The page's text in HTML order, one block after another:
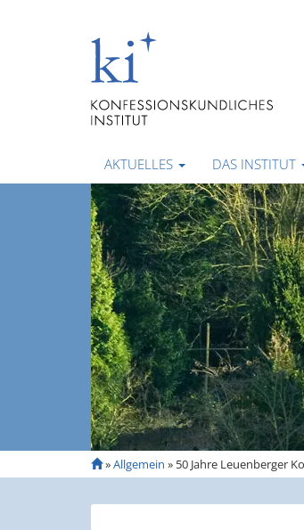
AKTUELLES DAS INSTITUT
S
t
»Allgemein » 50 Jahre Leuenberger